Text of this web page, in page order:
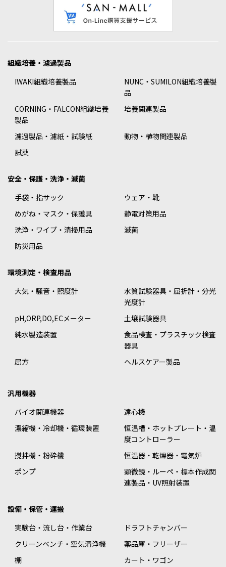
組織培養・濾過製品
IWAKI組織培養製品
NUNC・SUMILON組織培養製
品
CORNING・FALCON組織培養
製品
培養関連製品
濾過製品・濾紙・試験紙
動物・植物関連製品
試薬
安全・保護・洗浄・滅菌
手袋・指サック
ウェア・靴
めがね・マスク・保護具
静電対策用品
洗浄・ワイプ・清掃用品
滅菌
防災用品
環境測定・検査用品
大気・騒音・照度計
水質試験器具・屈折計・分光
光度計
pH,ORP,DO,ECメーター
土壌試験器具
純水製造装置
食品検査・プラスチック検査
器具
局方
ヘルスケアー製品
汎用機器
バイオ関連機器
遠心機
濃縮機・冷却機・循環装置
恒温槽・ホットプレート・温
度コントローラー
撹拌機・粉砕機
恒温器・乾燥器・電気炉
ポンプ
顕微鏡・ルーペ・標本作成関
連製品・UV照射装置
設備・保管・運搬
実験台・流し台・作業台
ドラフトチャンバー
クリーンベンチ・空気清浄機
薬品庫・フリーザー
棚
カート・ワゴン